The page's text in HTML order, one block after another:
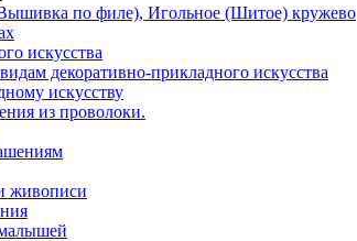
по филе), Игольное (Шитое) кружево
искусства
декоративно-прикладного искусства
искусству
из проволоки.
живописи